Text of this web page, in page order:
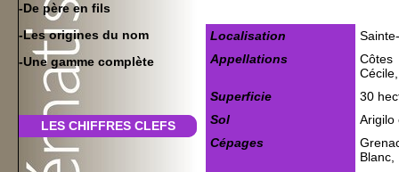
-De père en fils
-Les origines du nom
-Une gamme complète
LES CHIFFRES CLEFS
Localisation
Appellations
Superficie
30
Sol
Arigilo
Cépages
Blanc,